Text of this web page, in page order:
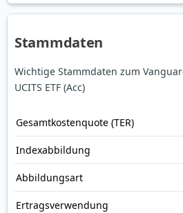
Stammdaten
Wichtige Stammdaten zum
UCITS ETF (Acc)
Gesamt­kosten­quote (TER)
Index­abbildung
Abbildungs­art
Ertrags­verwendung